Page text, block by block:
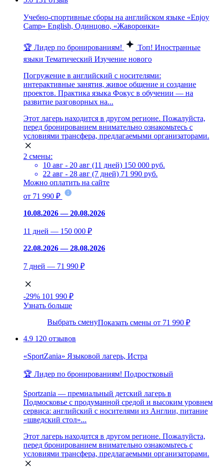
Учебно-спортивные сборы на английском языке «Enjoy
Camp» English, Одинцово, «Жаворонки»
🏆 Лидер по бронированиям! Топ! Иностранные
языки Тематический Изучение нового
Погружение в английский с носителями:
интерактивные занятия, живое общение и создание
проектов. Практика языка Фокус в обучении — на
развитие разговорных на...
Этот лагерь находится в другом регионе. Пожалуйста,
перед бронированием внимательно ознакомьтесь с
условиями трансфера, предлагаемыми организаторами.
2 смены:
10 авг - 20 авг (11 дней) 150 000 руб.
22 авг - 28 авг (7 дней) 71 990 руб.
Можно оплатить на сайте
от 71 990 ₽
10.08.2026 — 20.08.2026
11 дней — 150 000 ₽
22.08.2026 — 28.08.2026
7 дней — 71 990 ₽
-29% 101 990 ₽
Узнать больше
Выбрать сменуПоказать смены от 71 990 ₽
4.9 120 отзывов
«SportZania» Языковой лагерь, Истра
🏆 Лидер по бронированиям! Подростковый
Sportzania — премиальный детский лагерь в
Подмосковье с продуманной средой и высоким уровнем
сервиса: английский с носителями из Англии, питание
«шведский стол»...
Этот лагерь находится в другом регионе. Пожалуйста,
перед бронированием внимательно ознакомьтесь с
условиями трансфера, предлагаемыми организаторами.